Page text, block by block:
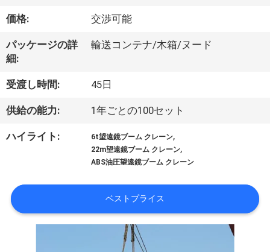
VR
シ
ョ
ー
た
し
価格: 交渉可能
パッケージの詳
細:
輸送コンテナ/木箱/ヌード
受渡し時間: 45日
供給の能力: 1年ごとの100セット
ハイライト: 6t望遠鏡ブーム クレーン,
22m望遠鏡ブーム クレーン,
ABS油圧望遠鏡ブーム クレーン
ベストプライス